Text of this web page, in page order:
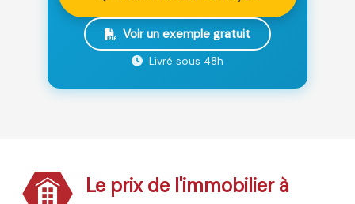
Voir un exemple gratuit
Livré sous 48h
Le prix de l'immobilier à